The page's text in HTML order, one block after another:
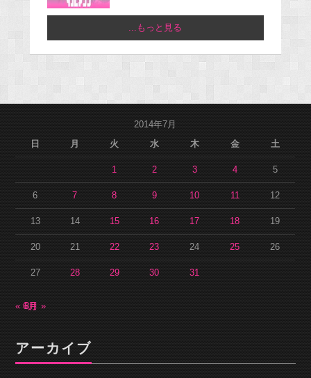
...もっと見る
2014年7月
日
月 火 水 木 金 土
1 2 3 4 5
6 7 8 9 10 11 12
13 14 15 16 17 18 19
20 21 22 23 24 25 26
27 28 29 30 31
« 6月8月 »
アーカイブ